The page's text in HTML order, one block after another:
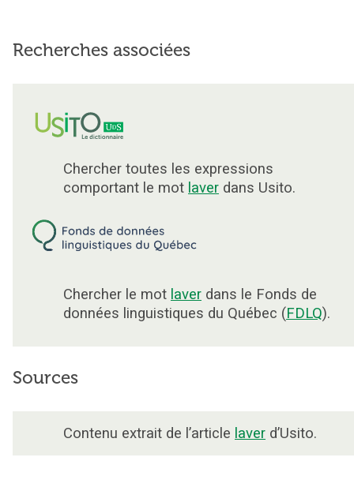
Recherches associées
Chercher toutes les expressions
comportant le mot laver dans Usito.
Chercher le mot laver dans le Fonds de
données linguistiques du Québec (FDLQ).
Sources
Contenu extrait de l’article laver d’Usito.